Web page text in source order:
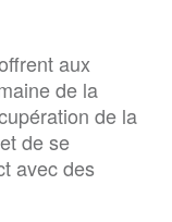
aux
de la
de la
de se
avec des